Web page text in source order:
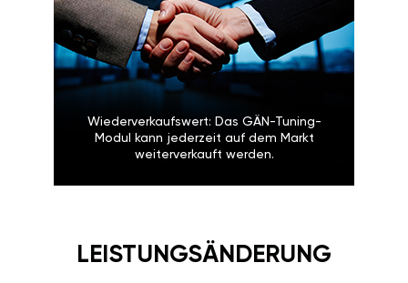
Wiederverkaufswert: Das GÄN-Tuning-
Modul kann jederzeit auf dem Markt
weiterverkauft werden.
LEISTUNGSÄNDERUNG